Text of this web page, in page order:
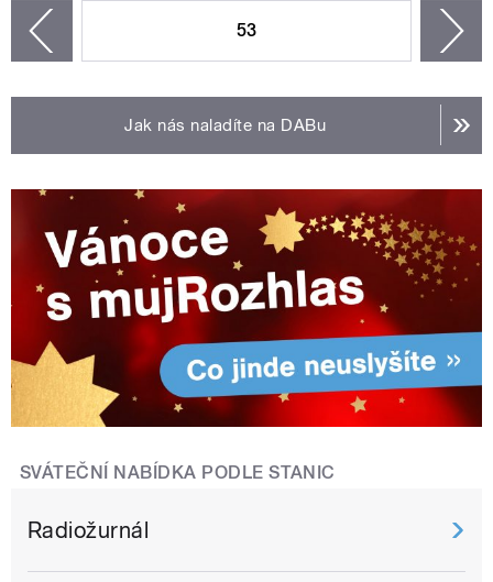
53
Jak nás naladíte na DABu
SVÁTEČNÍ NABÍDKA PODLE STANIC
Radiožurnál